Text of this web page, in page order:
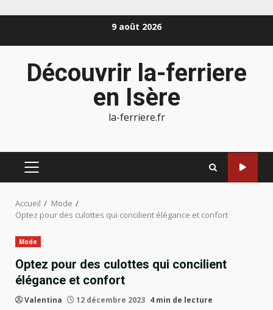
9 août 2026
Découvrir la-ferriere
en Isère
la-ferriere.fr
MENU
Accueil
Mode
Optez pour des culottes qui concilient élégance et confort
Mode
Optez pour des culottes qui concilient
élégance et confort
Valentina 12 décembre 2023 4 min de lecture